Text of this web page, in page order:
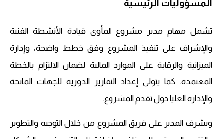
المسؤوليات الرئيسية
تشمل مهام مدير مشروع المأوى قيادة الأنشطة الفنية
والإشراف على تنفيذ المشروع وفق خطط واضحة، وإدارة
الميزانية والرقابة على الموارد المالية لضمان الالتزام بالخطة
المعتمدة. كما يتولى إعداد التقارير الدورية للجهات المانحة
والإدارة العليا حول تقدم المشروع.
ويشرف المدير على فريق المشروع من خلال التوجيه والتطوير